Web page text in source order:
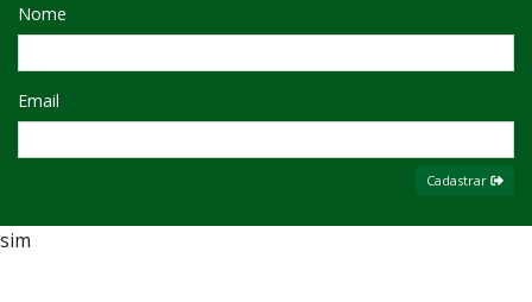
Nome
Email
Cadastrar
sim